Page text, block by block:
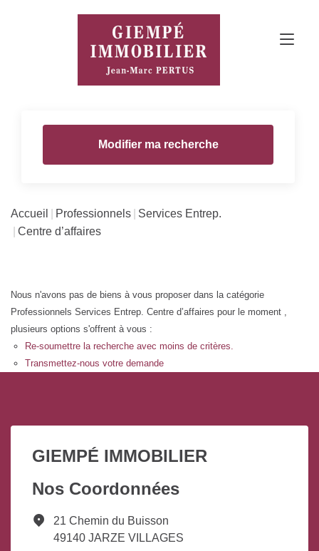
Modifier ma recherche
Accueil Professionnels
Services Entrep.
Centre d’affaires
Nous n'avons pas de biens à vous proposer dans la catégorie
Professionnels Services Entrep. Centre d’affaires pour le moment ,
plusieurs options s'offrent à vous :
Re-soumettre la recherche avec moins de critères.
Transmettez-nous votre demande
GIEMPÉ IMMOBILIER
Nos Coordonnées
21 Chemin du Buisson
49140 JARZE VILLAGES